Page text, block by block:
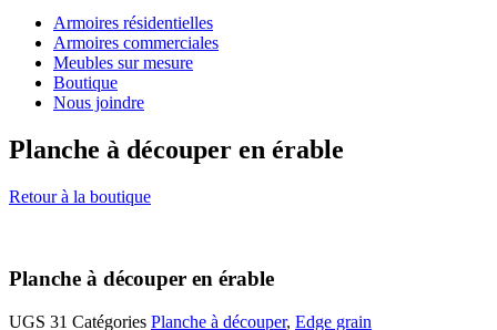
Armoires résidentielles
Armoires commerciales
Meubles sur mesure
Boutique
Nous joindre
Planche à découper en érable
Retour à la boutique
Planche à découper en érable
UGS 31 Catégories Planche à découper, Edge grain